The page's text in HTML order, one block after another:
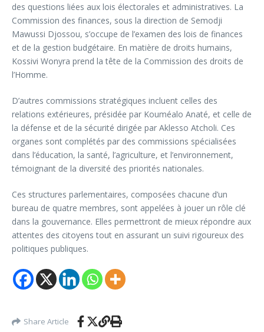
des questions liées aux lois électorales et administratives. La
Commission des finances, sous la direction de Semodji
Mawussi Djossou, s’occupe de l’examen des lois de finances
et de la gestion budgétaire. En matière de droits humains,
Kossivi Wonyra prend la tête de la Commission des droits de
l’Homme.
D’autres commissions stratégiques incluent celles des
relations extérieures, présidée par Kouméalo Anaté, et celle de
la défense et de la sécurité dirigée par Aklesso Atcholi. Ces
organes sont complétés par des commissions spécialisées
dans l’éducation, la santé, l’agriculture, et l’environnement,
témoignant de la diversité des priorités nationales.
Ces structures parlementaires, composées chacune d’un
bureau de quatre membres, sont appelées à jouer un rôle clé
dans la gouvernance. Elles permettront de mieux répondre aux
attentes des citoyens tout en assurant un suivi rigoureux des
politiques publiques.
Share Article